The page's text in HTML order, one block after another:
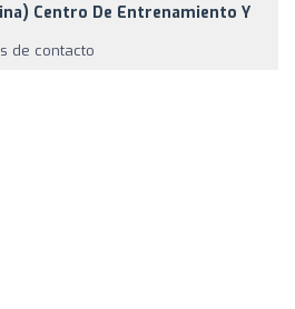
Centro De Entrenamiento Y
de contacto